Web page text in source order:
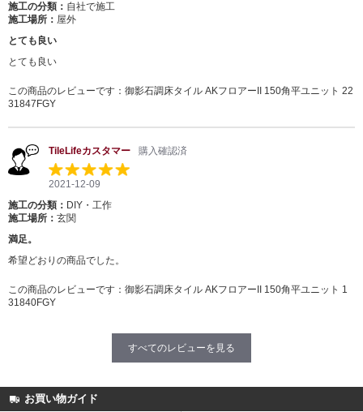
施工の分類： 自社で施工
施工場所： 屋外
とても良い
とても良い
この商品のレビューです： 御影石調床タイル AKフロアーII 150角平ユニット 22
31847FGY
TileLifeカスタマー 購入確認済
2021-12-09
施工の分類： DIY・工作
施工場所： 玄関
満足。
希望どおりの商品でした。
この商品のレビューです： 御影石調床タイル AKフロアーII 150角平ユニット 1
31840FGY
すべてのレビューを見る
お買い物ガイド